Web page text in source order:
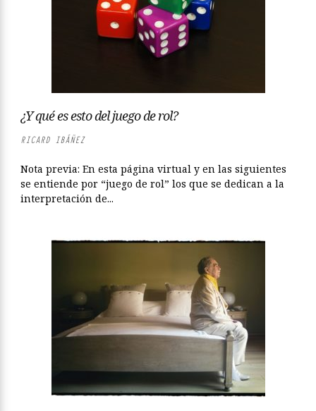
¿Y qué es esto del juego de rol?
RICARD IBÁÑEZ
Nota previa: En esta página virtual y en las siguientes
se entiende por “juego de rol” los que se dedican a la
interpretación de...